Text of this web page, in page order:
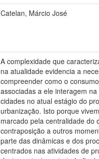
Catelan, Márcio José
A complexidade que
na atualidade evidencia a
compreender como o
associadas a ele interagem
cidades no atual estágio do
urbanização. Isto porque
marcado pela centralidade do
contraposição a outros
parte das dinâmicas e dos
centrados nas atividades de